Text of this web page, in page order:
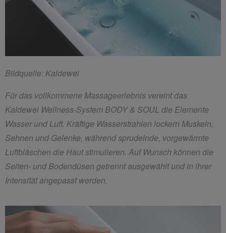
Bildquelle: Kaldewei
Für das vollkommene Massageerlebnis vereint das
Kaldewei Wellness-System BODY & SOUL die Elemente
Wasser und Luft. Kräftige Wasserstrahlen lockern Muskeln,
Sehnen und Gelenke, während sprudelnde, vorgewärmte
Luftbläschen die Haut stimulieren. Auf Wunsch können die
Seiten- und Bodendüsen getrennt ausgewählt und in ihrer
Intensität angepasst werden.